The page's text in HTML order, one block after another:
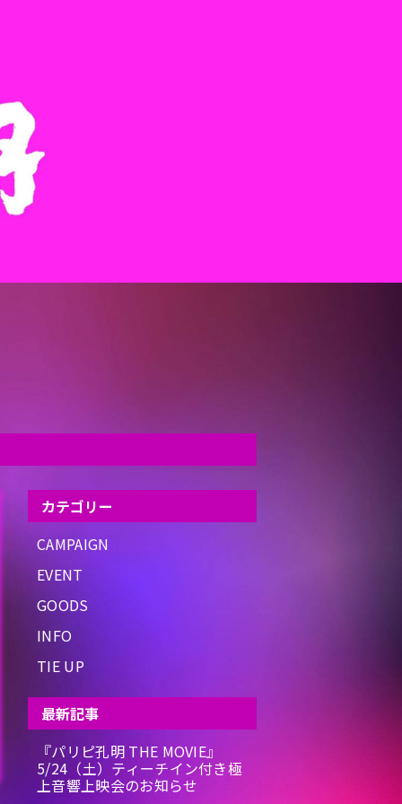
カテゴリー
CAMPAIGN
EVENT
GOODS
INFO
TIE UP
最新記事
『パリピ孔明 THE MOVIE』
5/24（土）ティーチイン付き極
上音響上映会のお知らせ